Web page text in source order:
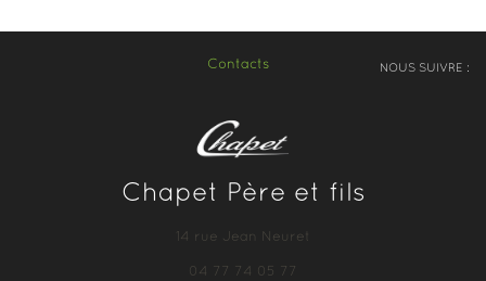
Contacts
Chapet Père et fils
14 rue Jean Neuret
04 77 74 05 77
NOUS SUIVRE :